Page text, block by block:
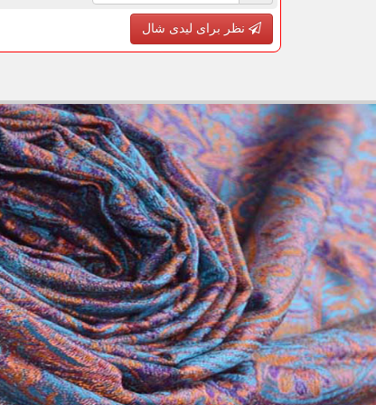
نظر برای لیدی شال